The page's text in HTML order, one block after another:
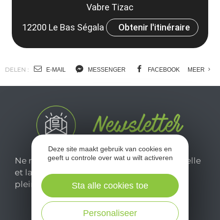
Vabre Tizac
12200 Le Bas Ségala
Obtenir l'itinéraire
DELEN : E-MAIL MESSENGER FACEBOOK MEER
Ne manquez pas notre newsletter mensuelle
et laissez-vous inspirer pour profiter
pleinement de votre séjour en Aveyron.
Deze site maakt gebruik van cookies en
geeft u controle over wat u wilt activeren
Personaliseer
Sta alle cookies toe